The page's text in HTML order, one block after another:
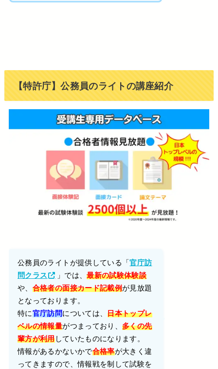
【特許庁】公務員のライトの講座紹介
公務員のライトが提供している「官庁訪
問クラス
」では、最新の試験体験談
や、 合格者の面接カード記載例が見放題
となっております。
特に官庁訪問については、 日本トップレ
ベルの情報量がつまっており、多くの先
輩方が利用していたものになります。
情報があるかないかで合格率が大きく違
ってきますので、情報戦を制して試験を